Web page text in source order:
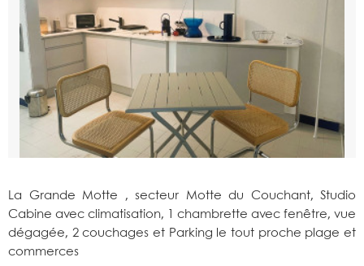
La Grande Motte , secteur Motte du Couchant, Studio
Cabine avec climatisation, 1 chambrette avec fenêtre, vue
dégagée, 2 couchages et Parking le tout proche plage et
commerces